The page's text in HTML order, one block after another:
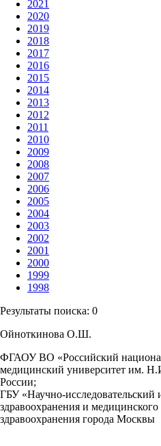
2021
2020
2019
2018
2017
2016
2015
2014
2013
2012
2011
2010
2009
2008
2007
2006
2005
2004
2003
2002
2001
2000
1999
1998
Результаты поиска: 0
Ойноткинова О.Ш.
ФГАОУ ВО «Российский
медицинский университет им.
России;
ГБУ «Научно-исследовательский
здравоохранения и
здравоохранения города Москвы